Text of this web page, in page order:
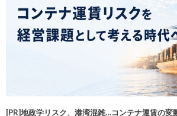
[PR]地政学リスク、港湾混雑…コンテナ運賃の変